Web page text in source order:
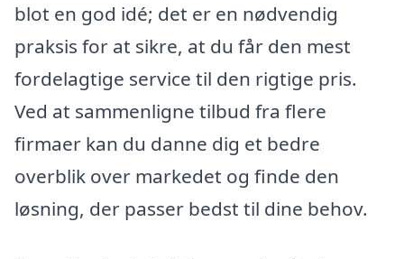
blot en god idé; det er en nødvendig
praksis for at sikre, at du får den mest
fordelagtige service til den rigtige pris.
Ved at sammenligne tilbud fra flere
firmaer kan du danne dig et bedre
overblik over markedet og finde den
løsning, der passer bedst til dine behov.